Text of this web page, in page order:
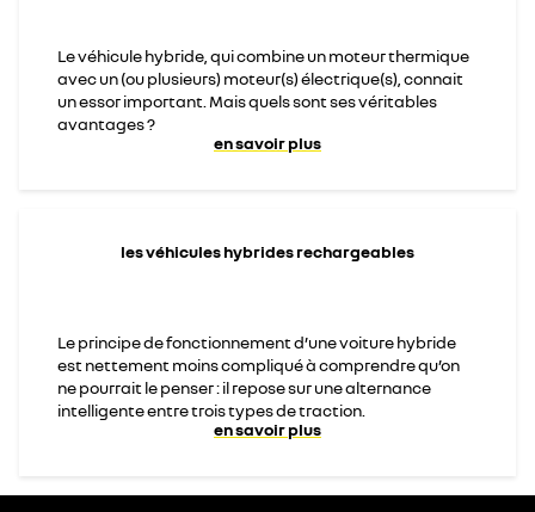
Le véhicule hybride, qui combine un moteur thermique
avec un (ou plusieurs) moteur(s) électrique(s), connait
un essor important. Mais quels sont ses véritables
avantages ?
en savoir plus
les véhicules hybrides rechargeables
Le principe de fonctionnement d’une voiture hybride
est nettement moins compliqué à comprendre qu’on
ne pourrait le penser : il repose sur une alternance
intelligente entre trois types de traction.
en savoir plus